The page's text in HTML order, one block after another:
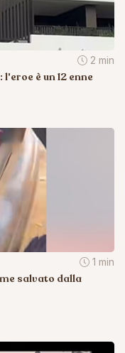
2 min
è un 12 enne
1 min
salvato dalla